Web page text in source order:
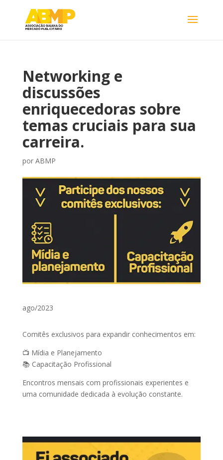
Networking e
discussões
enriquecedoras sobre
temas cruciais para sua
carreira.
por ABMP
ago/2023
Comitês exclusivos para expandir conhecimentos em:
📺 Mídia e Planejamento
📚 Capacitação Profissional
Encontros mensais com profissionais experientes e
uma comunidade dedicada à evolução constante.